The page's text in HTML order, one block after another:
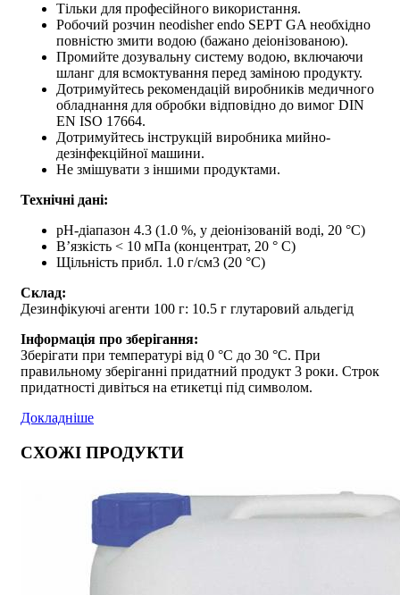
Тільки для професійного використання.
Робочий розчин neodisher endo SEPT GA необхідно
повністю змити водою (бажано деіонізованою).
Промийте дозувальну систему водою, включаючи
шланг для всмоктування перед заміною продукту.
Дотримуйтесь рекомендацій виробників медичного
обладнання для обробки відповідно до вимог DIN
EN ISO 17664.
Дотримуйтесь інструкцій виробника мийно-
дезінфекційної машини.
Не змішувати з іншими продуктами.
Технічні дані:
pH-діапазон 4.3 (1.0 %, у деіонізованій воді, 20 °C)
В’язкість < 10 мПа (концентрат, 20 ° C)
Щільність прибл. 1.0 г/см3 (20 °C)
Склад:
Дезинфікуючі агенти 100 г: 10.5 г глутаровий альдегід
Інформація про зберігання:
Зберігати при температурі від 0 °C до 30 °C. При
правильному зберіганні придатний продукт 3 роки. Строк
придатності дивіться на етикетці під символом.
Докладніше
СХОЖІ ПРОДУКТИ